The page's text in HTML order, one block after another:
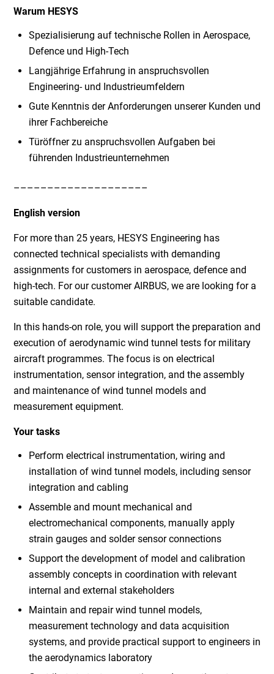
Warum HESYS
Spezialisierung auf technische Rollen in Aerospace,
Defence und High-Tech
Langjährige Erfahrung in anspruchsvollen
Engineering- und Industrieumfeldern
Gute Kenntnis der Anforderungen unserer Kunden und
ihrer Fachbereiche
Türöffner zu anspruchsvollen Aufgaben bei
führenden Industrieunternehmen
––––––––––––––––––––
English version
For more than 25 years, HESYS Engineering has
connected technical specialists with demanding
assignments for customers in aerospace, defence and
high-tech. For our customer AIRBUS, we are looking for a
suitable candidate.
In this hands-on role, you will support the preparation and
execution of aerodynamic wind tunnel tests for military
aircraft programmes. The focus is on electrical
instrumentation, sensor integration, and the assembly
and maintenance of wind tunnel models and
measurement equipment.
Your tasks
Perform electrical instrumentation, wiring and
installation of wind tunnel models, including sensor
integration and cabling
Assemble and mount mechanical and
electromechanical components, manually apply
strain gauges and solder sensor connections
Support the development of model and calibration
assembly concepts in coordination with relevant
internal and external stakeholders
Maintain and repair wind tunnel models,
measurement technology and data acquisition
systems, and provide practical support to engineers in
the aerodynamics laboratory